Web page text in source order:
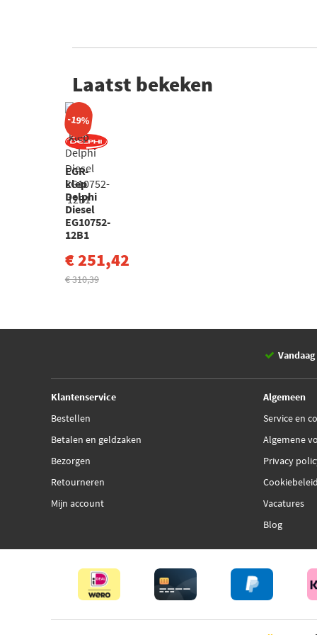
Laatst bekeken
-19%
EGR-
klep
Delphi
Diesel
EG10752-
12B1
€ 251,42
€ 310,39
Klantenservice
Bestellen
Betalen en geldzaken
Bezorgen
Retourneren
Mijn account
Algemeen
Service en
Algemene
Privacy
Vacatures
Blog